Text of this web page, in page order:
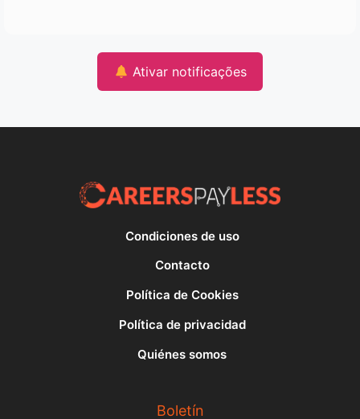
Ativar notificações
Condiciones de uso
Contacto
Política de Cookies
Política de privacidad
Quiénes somos
Boletín